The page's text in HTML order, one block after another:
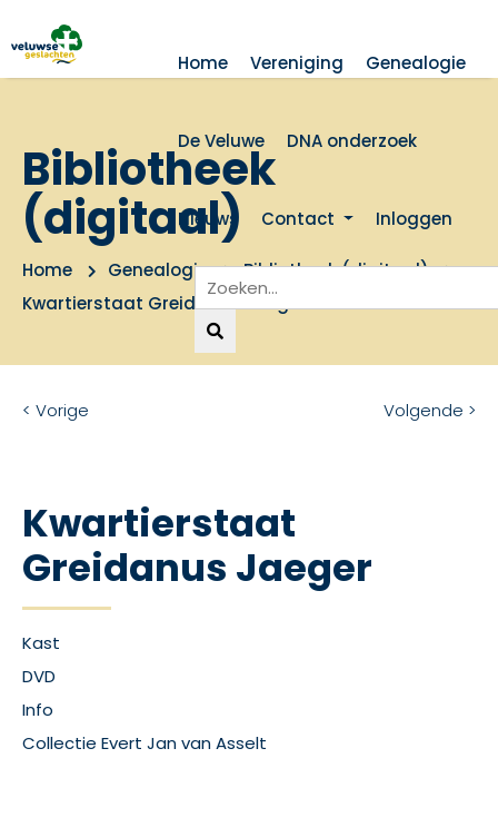
Home Vereniging Genealogie
De Veluwe DNA onderzoek
Nieuws Contact Inloggen
Bibliotheek
(digitaal)
Home Genealogie
Bibliotheek (digitaal)
Kwartierstaat Greidanus Jaeger
< Vorige Volgende >
Kwartierstaat
Greidanus Jaeger
Kast
DVD
Info
Collectie Evert Jan van Asselt